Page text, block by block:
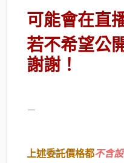
可能會在直
若不希望公
謝謝！
－
上述委託價格都不含